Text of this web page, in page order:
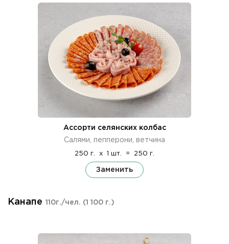
Ассорти селянских колбас
Салями, пепперони, ветчина
250 г. x 1 шт. = 250 г.
Заменить
Канапе 110г./чел. (1 100 г.)